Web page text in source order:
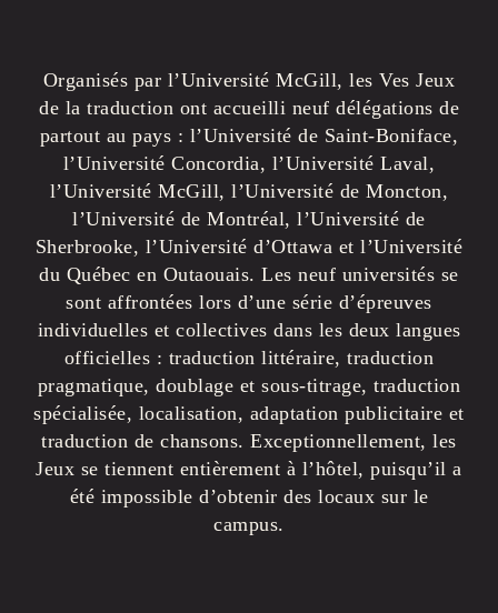
Organisés par l’Université McGill, les Ves Jeux
de la traduction ont accueilli neuf délégations de
partout au pays : l’Université de Saint-Boniface,
l’Université Concordia, l’Université Laval,
l’Université McGill, l’Université de Moncton,
l’Université de Montréal, l’Université de
Sherbrooke, l’Université d’Ottawa et l’Université
du Québec en Outaouais. Les neuf universités se
sont affrontées lors d’une série d’épreuves
individuelles et collectives dans les deux langues
officielles : traduction littéraire, traduction
pragmatique, doublage et sous-titrage, traduction
spécialisée, localisation, adaptation publicitaire et
traduction de chansons. Exceptionnellement, les
Jeux se tiennent entièrement à l’hôtel, puisqu’il a
été impossible d’obtenir des locaux sur le
campus.